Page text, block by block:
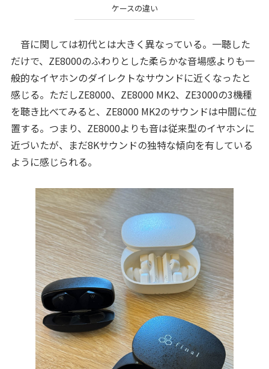
ケースの違い
音に関しては初代とは大きく異なっている。一聴した
だけで、ZE8000のふわりとした柔らかな音場感よりも一
般的なイヤホンのダイレクトなサウンドに近くなったと
感じる。ただしZE8000、ZE8000 MK2、ZE3000の3機種
を聴き比べてみると、ZE8000 MK2のサウンドは中間に位
置する。つまり、ZE8000よりも音は従来型のイヤホンに
近づいたが、まだ8Kサウンドの独特な傾向を有している
ように感じられる。